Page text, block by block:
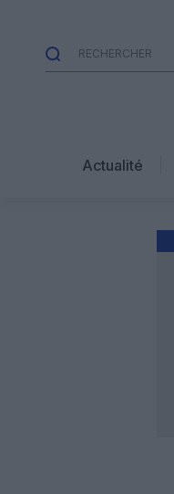
Actualité